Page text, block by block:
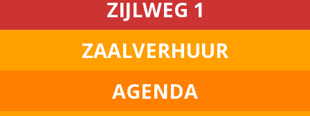
ZIJLWEG 1
ZAALVERHUUR
AGENDA